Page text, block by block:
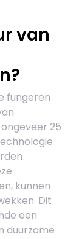
van
fungeren
25
kunnen
Dit
een
duurzame